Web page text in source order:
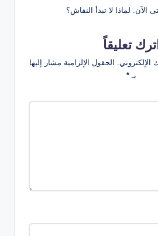
الآن. لماذا لا تبدأ النقاش؟
اترك تعليقاً
الحقول الإلزامية مشار إليها
بـ*